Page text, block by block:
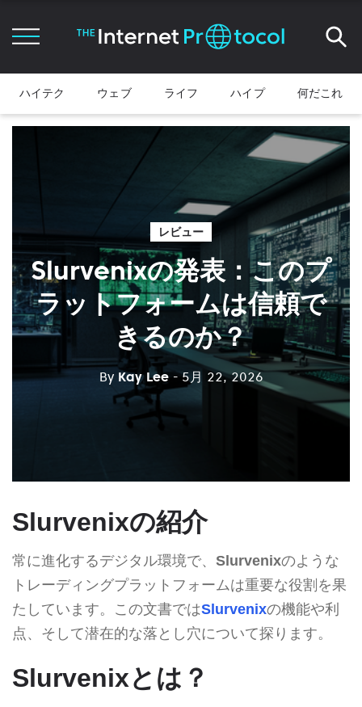
ハイテク ウェブ ライフ ハイプ 何だこれ
レビュー
Slurvenixの発表：このプ
ラットフォームは信頼で
きるのか？
By Kay Lee - 5月 22, 2026
Slurvenixの紹介
常に進化するデジタル環境で、 Slurvenixのような
トレーディングプラットフォームは重要な役割を果
たしています。この文書ではSlurvenixの機能や利
点、そして潜在的な落とし穴について探ります。
Slurvenixとは？